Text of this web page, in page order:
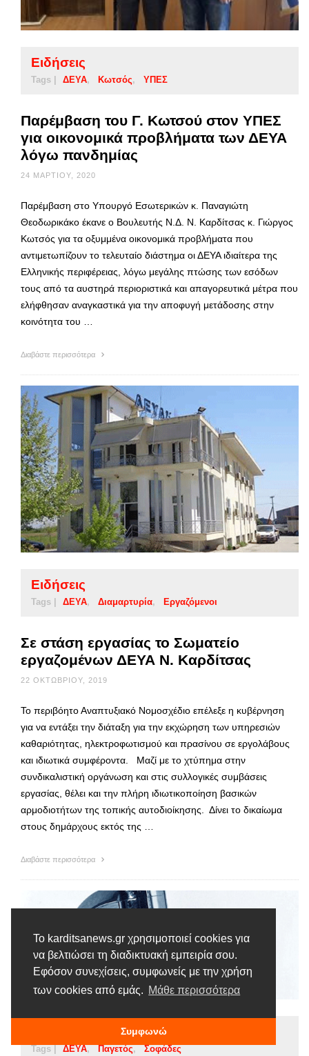
Το karditsanews.gr χρησιμοποιεί cookies για
να βελτιώσει τη διαδικτυακή εμπειρία σου.
Εφόσον συνεχίσεις, συμφωνείς με την χρήση
των cookies από εμάς. Μάθε περισσότερα
Συμφωνώ
Ειδήσεις
Tags | ΔΕΥΑ Κωτσός ΥΠΕΣ
Παρέμβαση του Γ. Κωτσού στον ΥΠΕΣ
για οικονομικά προβλήματα των ΔΕΥΑ
λόγω πανδημίας
24 ΜΑΡΤΊΟΥ, 2020
Παρέμβαση στο Υπουργό Εσωτερικών κ. Παναγιώτη
Θεοδωρικάκο έκανε ο Βουλευτής Ν.Δ. Ν. Καρδίτσας κ. Γιώργος
Κωτσός για τα οξυμμένα οικονομικά προβλήματα που
αντιμετωπίζουν το τελευταίο διάστημα οι ΔΕΥΑ ιδιαίτερα της
Ελληνικής περιφέρειας, λόγω μεγάλης πτώσης των εσόδων
τους από τα αυστηρά περιοριστικά και απαγορευτικά μέτρα που
ελήφθησαν αναγκαστικά για την αποφυγή μετάδοσης στην
κοινότητα του …
Διαβάστε περισσότερα
Ειδήσεις
Tags | ΔΕΥΑ Διαμαρτυρία Εργαζόμενοι
Σε στάση εργασίας το Σωματείο
εργαζομένων ΔΕΥΑ Ν. Καρδίτσας
22 ΟΚΤΩΒΡΊΟΥ, 2019
Το περιβόητο Αναπτυξιακό Νομοσχέδιο επέλεξε η κυβέρνηση
για να εντάξει την διάταξη για την εκχώρηση των υπηρεσιών
καθαριότητας, ηλεκτροφωτισμού και πρασίνου σε εργολάβους
και ιδιωτικά συμφέροντα. Μαζί με το χτύπημα στην
συνδικαλιστική οργάνωση και στις συλλογικές συμβάσεις
εργασίας, θέλει και την πλήρη ιδιωτικοποίηση βασικών
αρμοδιοτήτων της τοπικής αυτοδιοίκησης. Δίνει το δικαίωμα
στους δημάρχους εκτός της …
Διαβάστε περισσότερα
Tags | ΔΕΥΑ Παγετός Σοφάδες